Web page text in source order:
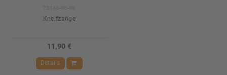
Kneifzange
11,90 €
Details